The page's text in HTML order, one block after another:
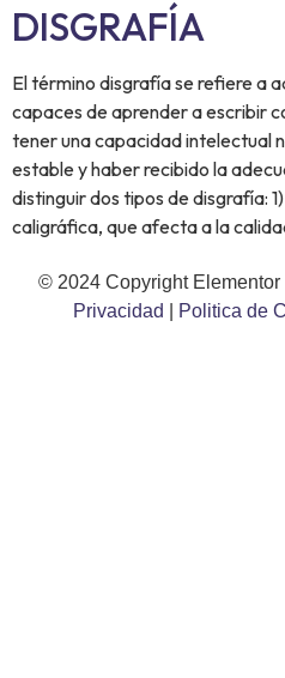
DISGRAFÍA
El término disgrafía se refiere a
capaces de aprender a escribir
tener una capacidad intelectual
estable y haber recibido la
distinguir dos tipos de disgrafía:
caligráfica, que afecta a la
© 2024 Copyright Elementor |
Privacidad
Politica de